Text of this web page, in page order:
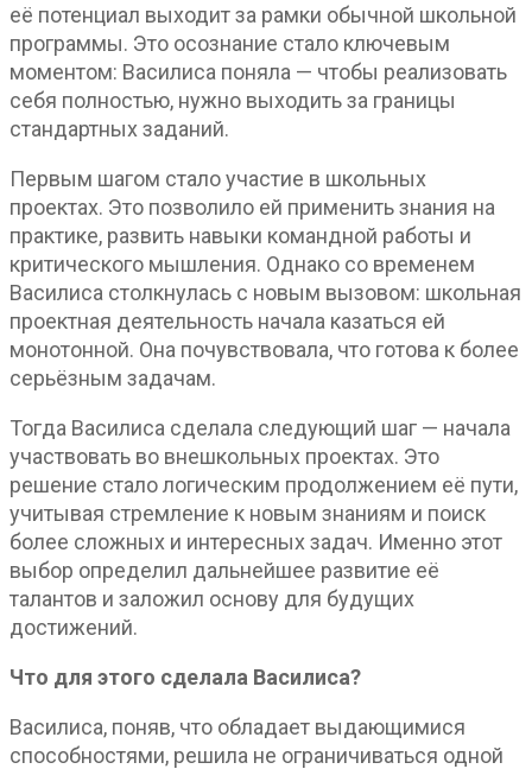
её потенциал выходит за рамки обычной школьной
программы. Это осознание стало ключевым
моментом: Василиса поняла — чтобы реализовать
себя полностью, нужно выходить за границы
стандартных заданий.
Первым шагом стало участие в школьных
проектах. Это позволило ей применить знания на
практике, развить навыки командной работы и
критического мышления. Однако со временем
Василиса столкнулась с новым вызовом: школьная
проектная деятельность начала казаться ей
монотонной. Она почувствовала, что готова к более
серьёзным задачам.
Тогда Василиса сделала следующий шаг — начала
участвовать во внешкольных проектах. Это
решение стало логическим продолжением её пути,
учитывая стремление к новым знаниям и поиск
более сложных и интересных задач. Именно этот
выбор определил дальнейшее развитие её
талантов и заложил основу для будущих
достижений.
Что для этого сделала Василиса?
Василиса, поняв, что обладает выдающимися
способностями, решила не ограничиваться одной